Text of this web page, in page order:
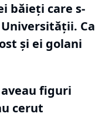
băieţi care s-
Ca
şi ei golani
figuri
cerut